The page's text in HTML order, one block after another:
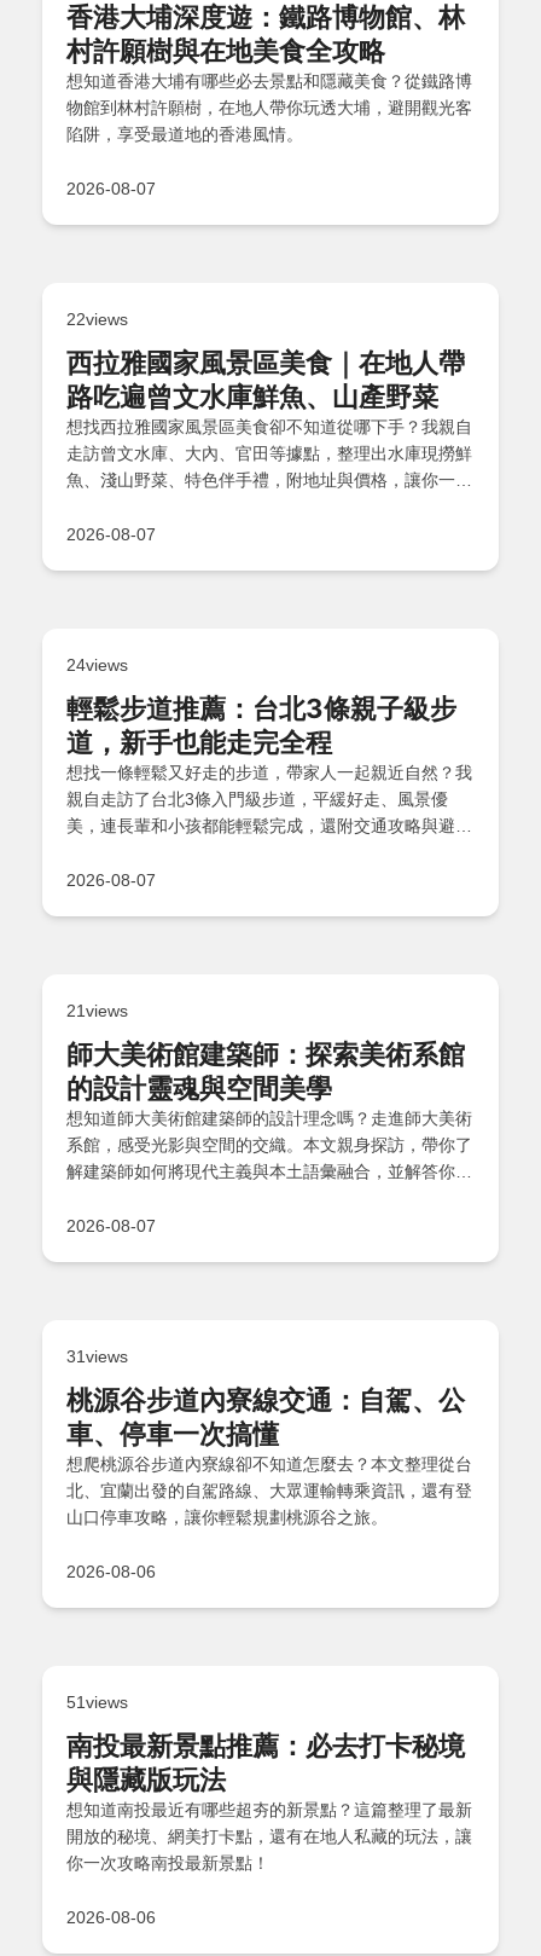
香港大埔深度遊：鐵路博物館、林
村許願樹與在地美食全攻略
想知道香港大埔有哪些必去景點和隱藏美食？從鐵路博
物館到林村許願樹，在地人帶你玩透大埔，避開觀光客
陷阱，享受最道地的香港風情。
2026-08-07
22views
西拉雅國家風景區美食｜在地人帶
路吃遍曾文水庫鮮魚、山產野菜
想找西拉雅國家風景區美食卻不知道從哪下手？我親自
走訪曾文水庫、大內、官田等據點，整理出水庫現撈鮮
魚、淺山野菜、特色伴手禮，附地址與價格，讓你一篇
2026-08-07
24views
輕鬆步道推薦：台北3條親子級步
道，新手也能走完全程
想找一條輕鬆又好走的步道，帶家人一起親近自然？我
親自走訪了台北3條入門級步道，平緩好走、風景優
美，連長輩和小孩都能輕鬆完成，還附交通攻略與避坑
2026-08-07
21views
師大美術館建築師：探索美術系館
的設計靈魂與空間美學
想知道師大美術館建築師的設計理念嗎？走進師大美術
系館，感受光影與空間的交織。本文親身探訪，帶你了
解建築師如何將現代主義與本土語彙融合，並解答你最
2026-08-07
31views
桃源谷步道內寮線交通：自駕、公
車、停車一次搞懂
想爬桃源谷步道內寮線卻不知道怎麼去？本文整理從台
北、宜蘭出發的自駕路線、大眾運輸轉乘資訊，還有登
山口停車攻略，讓你輕鬆規劃桃源谷之旅。
2026-08-06
51views
南投最新景點推薦：必去打卡秘境
與隱藏版玩法
想知道南投最近有哪些超夯的新景點？這篇整理了最新
開放的秘境、網美打卡點，還有在地人私藏的玩法，讓
你一次攻略南投最新景點！
2026-08-06